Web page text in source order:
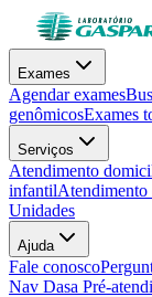
Exames
Agendar exames
genômicosExames
Serviços
Atendimento
infantilAtendimento
Unidades
Ajuda
Fale conosco
Nav Dasa Pré-